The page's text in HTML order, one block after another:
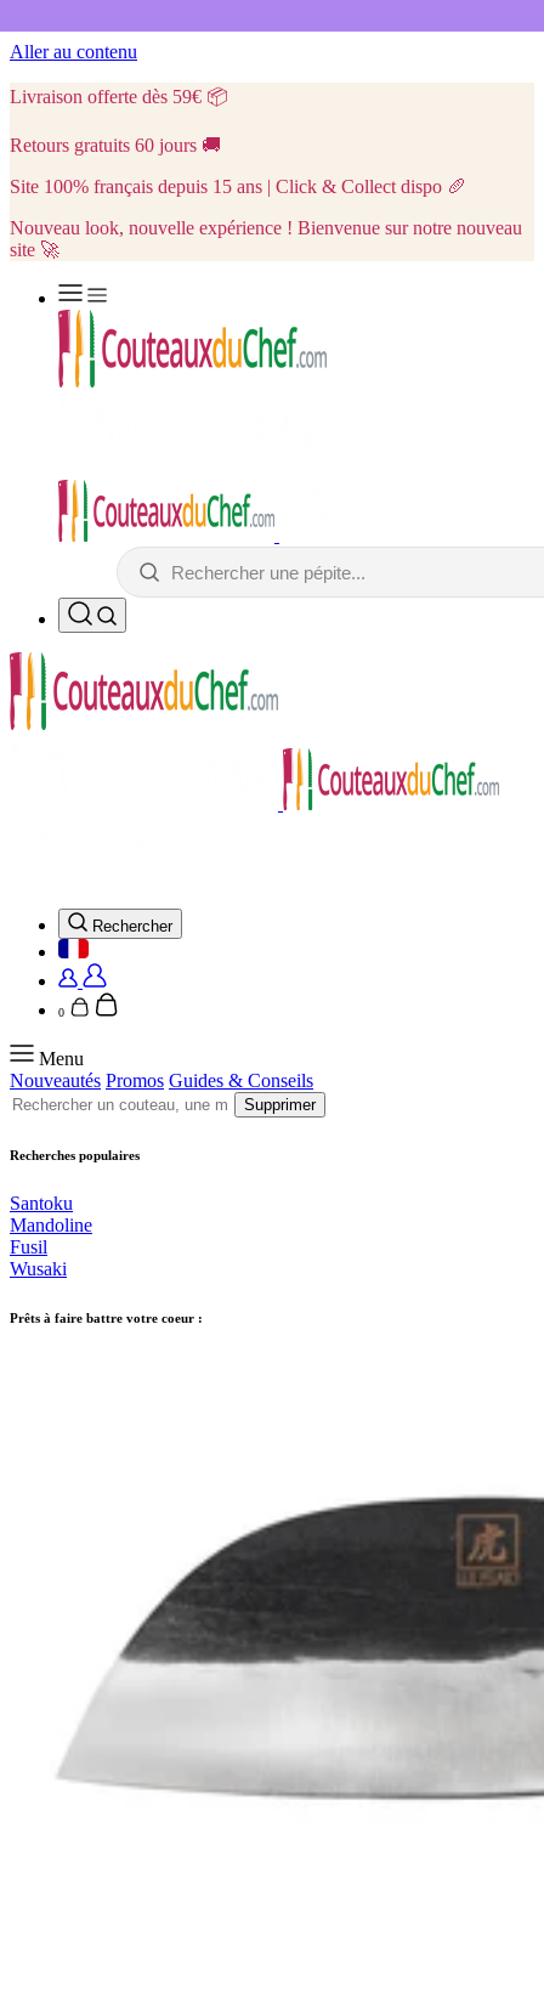
Aller au contenu
Livraison offerte dès 59€ 📦
Retours gratuits 60 jours 🚚
Site 100% français depuis 15 ans | Click & Collect dispo 🥖
Nouveau look, nouvelle expérience ! Bienvenue sur notre nouveau
site 🚀
Rechercher
0
Menu
Nouveautés Promos Guides & Conseils
Supprimer
Recherches populaires
Santoku
Mandoline
Fusil
Wusaki
Prêts à faire battre votre coeur :